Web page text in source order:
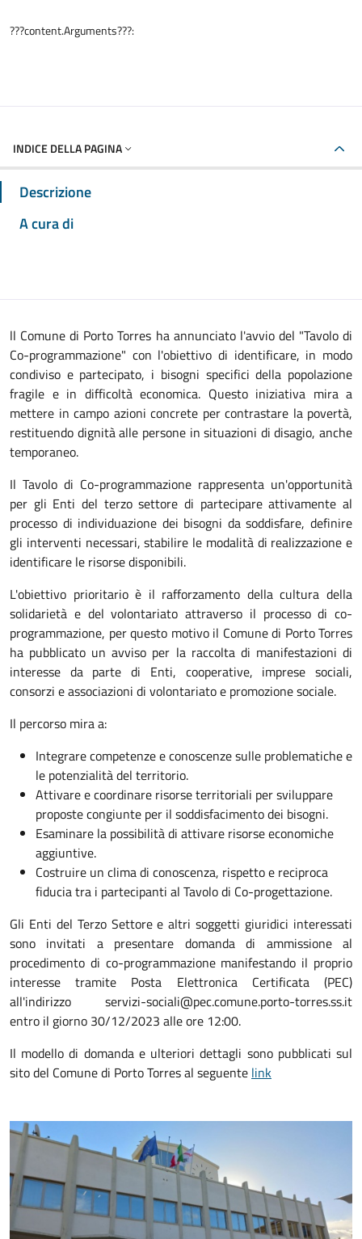
???content.Arguments???:
INDICE DELLA PAGINA
Descrizione
A cura di
ll Comune di Porto Torres ha annunciato l'avvio del "Tavolo di
Co-programmazione" con l'obiettivo di identificare, in modo
condiviso e partecipato, i bisogni specifici della popolazione
fragile e in difficoltà economica. Questo iniziativa mira a
mettere in campo azioni concrete per contrastare la povertà,
restituendo dignità alle persone in situazioni di disagio, anche
temporaneo.
Il Tavolo di Co-programmazione rappresenta un'opportunità
per gli Enti del terzo settore di partecipare attivamente al
processo di individuazione dei bisogni da soddisfare, definire
gli interventi necessari, stabilire le modalità di realizzazione e
identificare le risorse disponibili.
L'obiettivo prioritario è il rafforzamento della cultura della
solidarietà e del volontariato attraverso il processo di co-
programmazione, per questo motivo il Comune di Porto Torres
ha pubblicato un avviso per la raccolta di manifestazioni di
interesse da parte di Enti, cooperative, imprese sociali,
consorzi e associazioni di volontariato e promozione sociale.
Il percorso mira a:
Integrare competenze e conoscenze sulle problematiche e
le potenzialità del territorio.
Attivare e coordinare risorse territoriali per sviluppare
proposte congiunte per il soddisfacimento dei bisogni.
Esaminare la possibilità di attivare risorse economiche
aggiuntive.
Costruire un clima di conoscenza, rispetto e reciproca
fiducia tra i partecipanti al Tavolo di Co-progettazione.
Gli Enti del Terzo Settore e altri soggetti giuridici interessati
sono invitati a presentare domanda di ammissione al
procedimento di co-programmazione manifestando il proprio
interesse tramite Posta Elettronica Certificata (PEC)
all'indirizzo servizi-sociali@pec.comune.porto-torres.ss.it
entro il giorno 30/12/2023 alle ore 12:00.
Il modello di domanda e ulteriori dettagli sono pubblicati sul
sito del Comune di Porto Torres al seguente link